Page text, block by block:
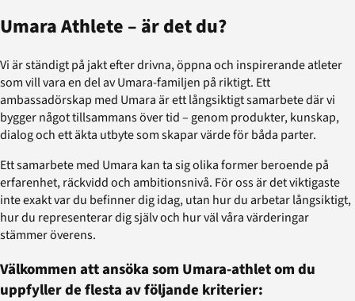
Umara Athlete – är det du?
Vi är ständigt på jakt efter drivna, öppna och inspirerande atleter
som vill vara en del av Umara-familjen på riktigt. Ett
ambassadörskap med Umara är ett långsiktigt samarbete där vi
bygger något tillsammans över tid – genom produkter, kunskap,
dialog och ett äkta utbyte som skapar värde för båda parter.
Ett samarbete med Umara kan ta sig olika former beroende på
erfarenhet, räckvidd och ambitionsnivå. För oss är det viktigaste
inte exakt var du befinner dig idag, utan hur du arbetar långsiktigt,
hur du representerar dig själv och hur väl våra värderingar
stämmer överens.
Välkommen att ansöka som Umara-athlet om du
uppfyller de flesta av följande kriterier: